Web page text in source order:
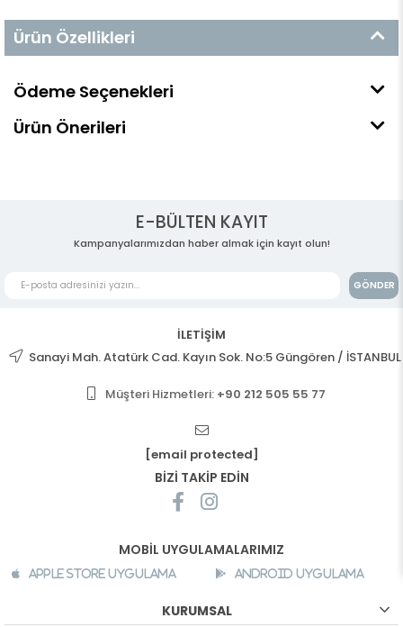
Ürün Özellikleri
Ödeme Seçenekleri
Ürün Önerileri
E-BÜLTEN KAYIT
Kampanyalarımızdan haber almak için kayıt olun!
GÖNDER
İLETİŞİM
Sanayi Mah. Atatürk Cad. Kayın Sok. No:5 Güngören / İSTANBUL
Müşteri Hizmetleri: +90 212 505 55 77
[email protected]
BİZİ TAKİP EDİN
MOBİL UYGULAMALARIMIZ
Apple Store Uygulama Android Uygulama
KURUMSAL